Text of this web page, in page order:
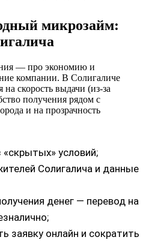
микрозайм:
— про экономию и
компании. В Солигаличе
скорость выдачи (из‑за
получения рядом с
и на прозрачность
условий;
Солигалича и данные
денег — перевод на
заявку онлайн и сократить